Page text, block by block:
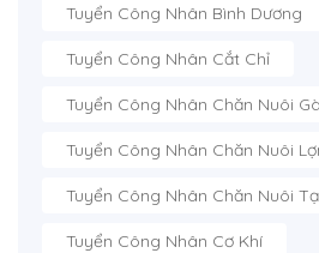
Tuyển Công Nhân Bình Dương
Tuyển Công Nhân Cắt Chỉ
Tuyển Công Nhân Chăn Nuôi Gà
Tuyển Công Nhân Chăn Nuôi
Tuyển Công Nhân Chăn Nuôi
Tuyển Công Nhân Cơ Khí